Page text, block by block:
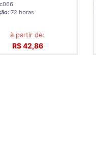
72 horas
à partir de:
R$ 42,86